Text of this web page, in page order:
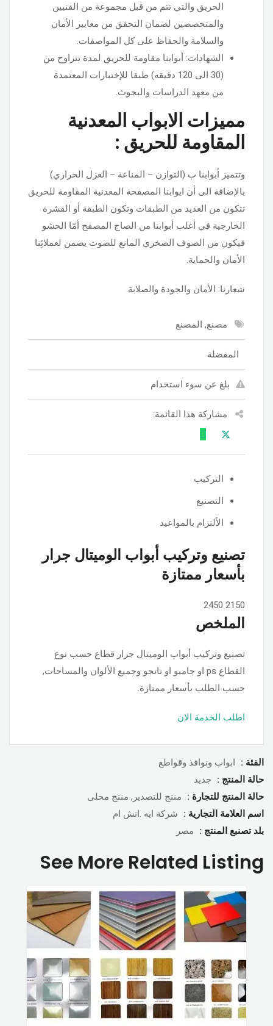
الحريق والتي تتم من قبل مجموعة من الفنيين
والمتخصصين لضمان التحقق من معايير الأمان
والسلامة والحفاظ على كل المواصفات.
الشهادات: أبوابنا مقاومة للحريق لمدة تتراوح من
(30 الى 120 دقيقه) طبقا للإختبارات المعتمدة
من معهد الدراسات والبحوث.
مميزات الابواب المعدنية
المقاومة للحريق :
وتتميز أبوابنا ب (التوازن – المناعة – العزل الحراري)
بالإضافة الى أن ابوابنا المصفحة المعدنية المقاومة للحريق
تتكون من العديد من الطبقات وتكون الطبقة أو القشرة
الخارجية في أغلب أبوابنا من الصاج المصفح أمّا الحشو
فيكون من الصوف الصخري المانع للصوت يضمن لعملائِنا
الأمان والحماية.
شعارنا: الأمان والجودة والصلابة.
مصنع, المصنع
المفضلة
بلغ عن سوء استخدام
مشاركة هذا القائمة:
التركيب
التصنيع
الألتزام بالمواعيد
تصنيع وتركيب أبواب الوميتال جرار
بأسعار ممتازة
2150
2450
الملخص
تصنيع وتركيب أبواب الوميتال جرار قطاع حسب نوع
القطاع ps او جامبو او تانجو وجميع الألوان والمساحات,
حسب الطلب بأسعار ممتازة.
اطلب الخدمة الان
الفئة :
ابواب ونوافذ وقواطع
حالة المنتج :
جديد
حالة المنتج للتجارة :
منتج للتصدير, منتج محلى
اسم العلامة التجارية :
شركة ايه .اتش ام
بلد تصنبع المنتج :
مصر
See More Related Listing